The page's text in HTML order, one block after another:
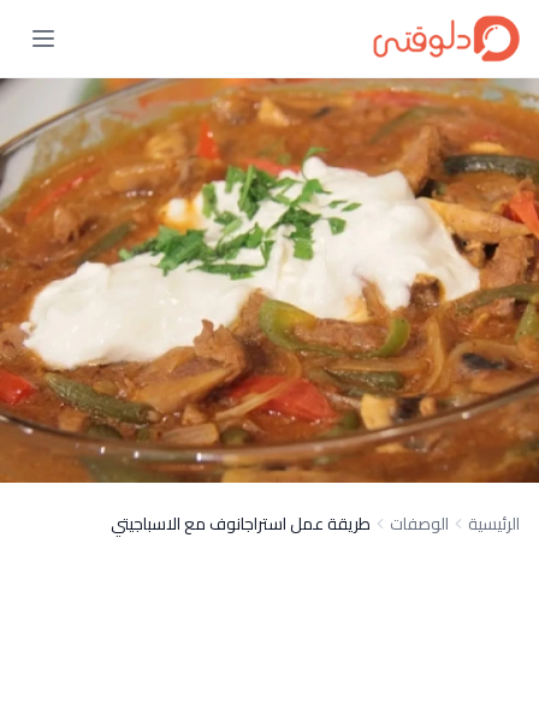
الرئيسية الوصفات طريقة عمل استراجانوف مع الاسباجيتي